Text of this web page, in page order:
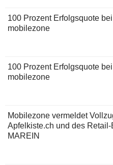
100 Prozent Erfolgsquote
mobilezone
100 Prozent Erfolgsquote
mobilezone
Mobilezone vermeldet
Apfelkiste.ch und des
MAREIN